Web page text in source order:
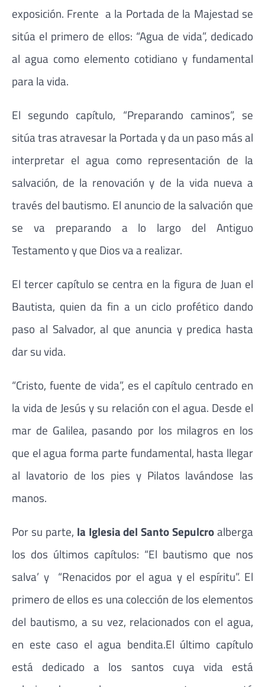
exposición. Frente a la Portada de la Majestad se
sitúa el primero de ellos: “Agua de vida”, dedicado
al agua como elemento cotidiano y fundamental
para la vida.
El segundo capítulo, “Preparando caminos”, se
sitúa tras atravesar la Portada y da un paso más al
interpretar el agua como representación de la
salvación, de la renovación y de la vida nueva a
través del bautismo. El anuncio de la salvación que
se va preparando a lo largo del Antiguo
Testamento y que Dios va a realizar.
El tercer capítulo se centra en la figura de Juan el
Bautista, quien da fin a un ciclo profético dando
paso al Salvador, al que anuncia y predica hasta
dar su vida.
“Cristo, fuente de vida”, es el capítulo centrado en
la vida de Jesús y su relación con el agua. Desde el
mar de Galilea, pasando por los milagros en los
que el agua forma parte fundamental, hasta llegar
al lavatorio de los pies y Pilatos lavándose las
manos.
Por su parte, la Iglesia del Santo Sepulcroalberga
los dos últimos capítulos: “El bautismo que nos
salva’ y “Renacidos por el agua y el espíritu”. El
primero de ellos es una colección de los elementos
del bautismo, a su vez, relacionados con el agua,
en este caso el agua bendita.El último capítulo
está dedicado a los santos cuya vida está